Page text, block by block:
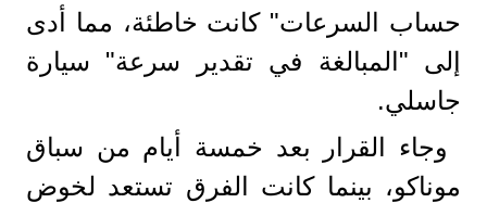
حساب السرعات" كانت خاطئة، مما أدى
إلى "المبالغة في تقدير سرعة" سيارة
جاسلي.
وجاء القرار بعد خمسة أيام من سباق
موناكو، بينما كانت الفرق تستعد لخوض